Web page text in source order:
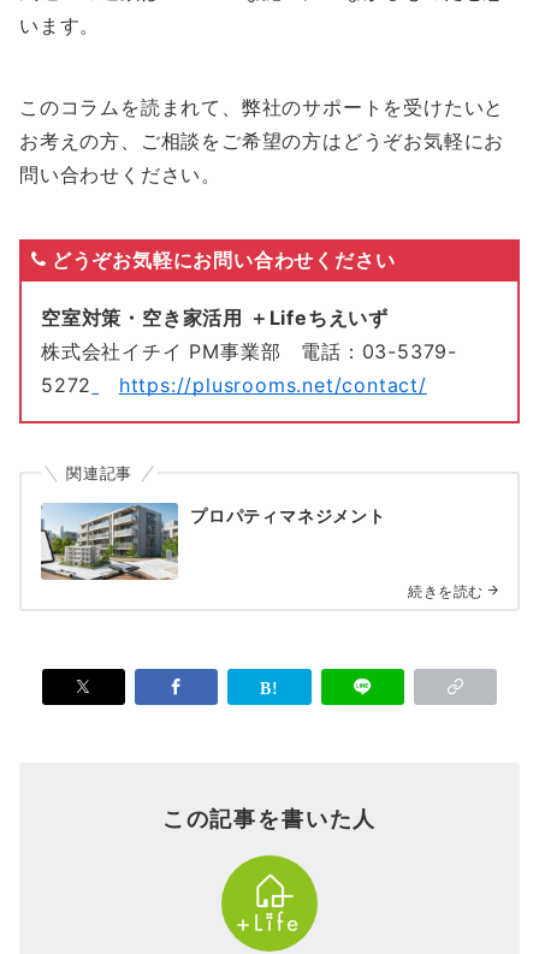
います。
このコラムを読まれて、弊社のサポートを受けたいと
お考えの方、ご相談をご希望の方はどうぞお気軽にお
問い合わせください。
どうぞお気軽にお問い合わせください
空室対策・空き家活用 ＋Lifeちえいず
株式会社イチイ PM事業部 電話：03-5379-
5272
https://plusrooms.net/contact/
関連記事
プロパティマネジメント
続きを読む
この記事を書いた人